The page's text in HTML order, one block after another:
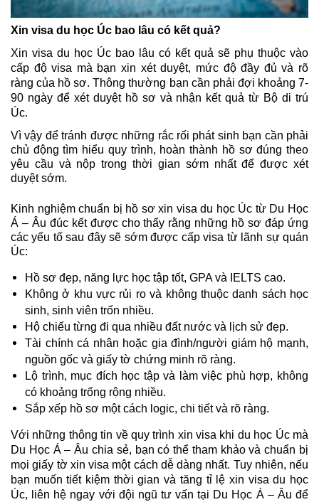
Xin visa du học Úc bao lâu có kết quả?
Xin visa du học Úc bao lâu có kết quả sẽ phụ thuộc vào
cấp độ visa mà bạn xin xét duyệt, mức độ đầy đủ và rõ
ràng của hồ sơ. Thông thường bạn cần phải đợi khoảng 7-
90 ngày để xét duyệt hồ sơ và nhận kết quả từ Bộ di trú
Úc.
Vì vậy để tránh được những rắc rối phát sinh bạn cần phải
chủ động tìm hiểu quy trình, hoàn thành hồ sơ đúng theo
yêu cầu và nộp trong thời gian sớm nhất để được xét
duyệt sớm.
Kinh nghiệm chuẩn bị hồ sơ xin visa du học Úc từ Du Học
Á – Âu đúc kết được cho thấy rằng những hồ sơ đáp ứng
các yếu tố sau đây sẽ sớm được cấp visa từ lãnh sự quán
Úc:
Hồ sơ đẹp, năng lực học tập tốt, GPA và IELTS cao.
Không ở khu vực rủi ro và không thuộc danh sách học
sinh, sinh viên trốn nhiều.
Hộ chiếu từng đi qua nhiều đất nước và lịch sử đẹp.
Tài chính cá nhân hoặc gia đình/người giám hộ mạnh,
nguồn gốc và giấy tờ chứng minh rõ ràng.
Lộ trình, mục đích học tập và làm việc phù hợp, không
có khoảng trống rộng nhiều.
Sắp xếp hồ sơ một cách logic, chi tiết và rõ ràng.
Với những thông tin về quy trình xin visa khi du học Úc mà
Du Học Á – Âu chia sẻ, bạn có thể tham khảo và chuẩn bị
mọi giấy tờ xin visa một cách dễ dàng nhất. Tuy nhiên, nếu
bạn muốn tiết kiệm thời gian và tăng tỉ lệ xin visa du học
Úc, liên hệ ngay với đội ngũ tư vấn tại Du Học Á – Âu để